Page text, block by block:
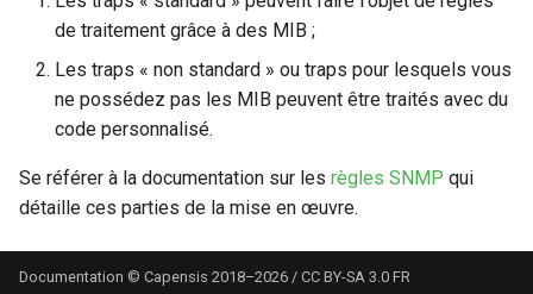
de traitement grâce à des MIB ;
Les traps « non standard » ou traps pour lesquels vous
ne possédez pas les MIB peuvent être traités avec du
code personnalisé.
Se référer à la documentation sur les règles SNMP qui
détaille ces parties de la mise en œuvre.
Documentation © Capensis 2018–2026 / CC BY-SA 3.0 FR